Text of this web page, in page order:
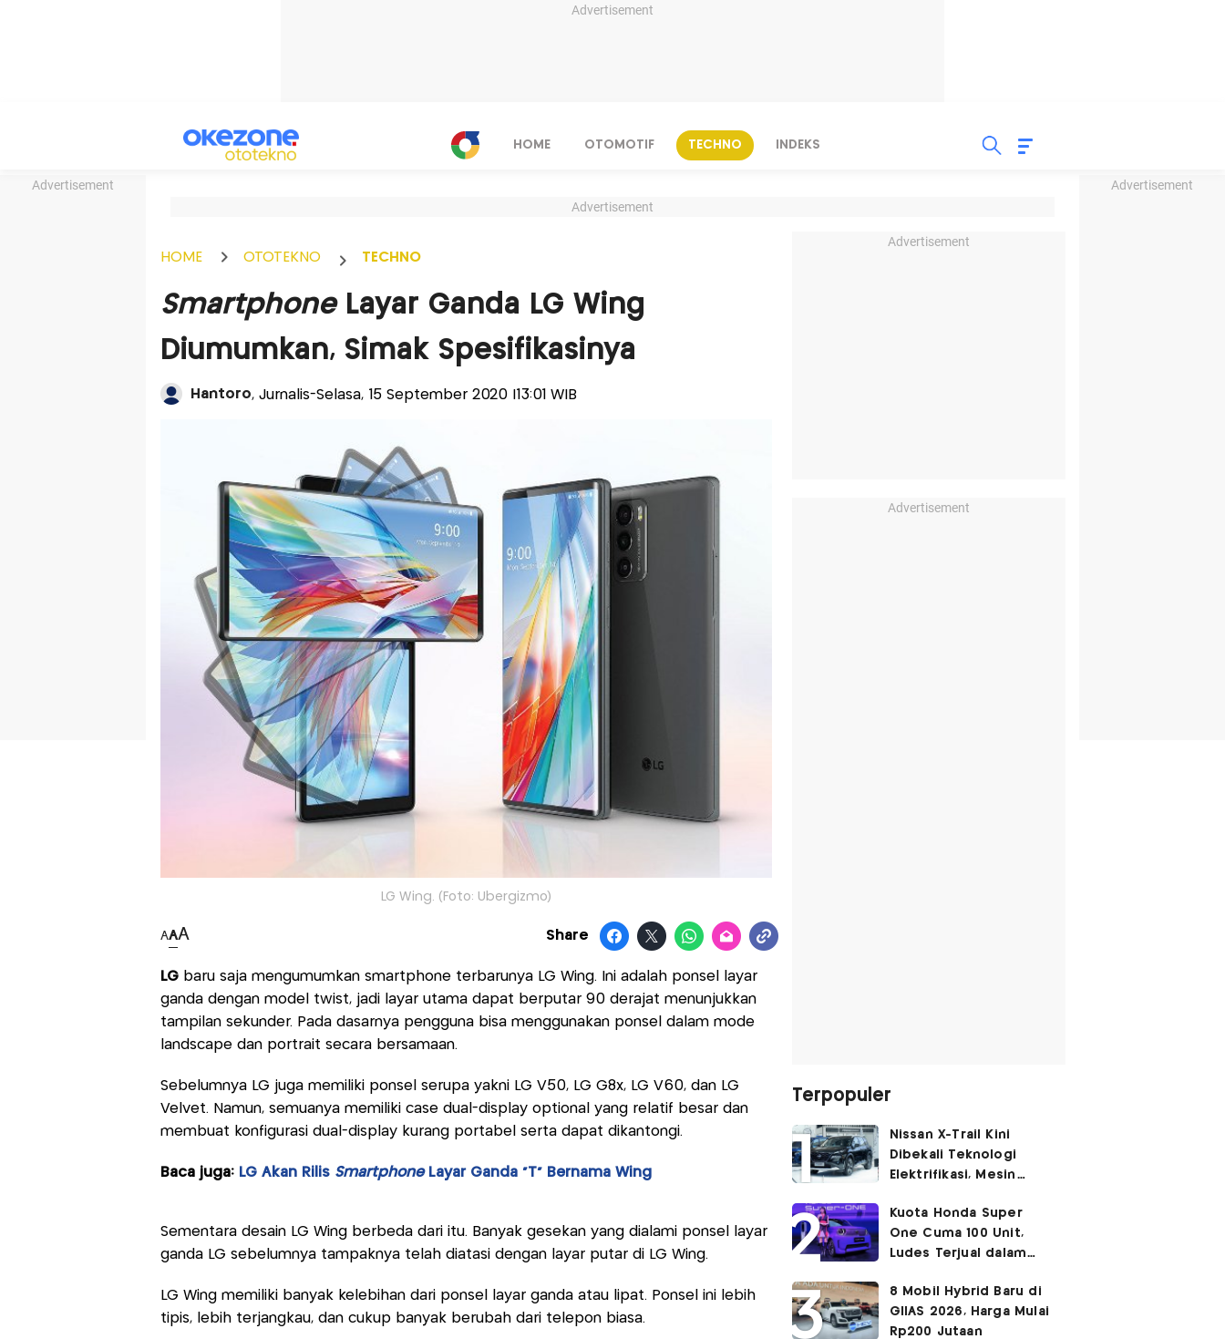
Advertisement
Advertisement Advertisement
HOME OTOMOTIF TECHNO INDEKS
Advertisement
HOME OTOTEKNO TECHNO
SmartphoneLayar Ganda LG Wing
Diumumkan, Simak Spesifikasinya
Hantoro, Jurnalis-Selasa, 15 September 2020 |13:01 WIB
LG Wing. (Foto: Ubergizmo)
AAA Share
LG baru saja mengumumkan smartphone terbarunya LG Wing. Ini adalah ponsel layar
ganda dengan model twist, jadi layar utama dapat berputar 90 derajat menunjukkan
tampilan sekunder. Pada dasarnya pengguna bisa menggunakan ponsel dalam mode
landscape dan portrait secara bersamaan.
Sebelumnya LG juga memiliki ponsel serupa yakni LG V50, LG G8x, LG V60, dan LG
Velvet. Namun, semuanya memiliki case dual-display optional yang relatif besar dan
membuat konfigurasi dual-display kurang portabel serta dapat dikantongi.
Baca juga: LG Akan Rilis SmartphoneLayar Ganda "T" Bernama Wing
Sementara desain LG Wing berbeda dari itu. Banyak gesekan yang dialami ponsel layar
ganda LG sebelumnya tampaknya telah diatasi dengan layar putar di LG Wing.
LG Wing memiliki banyak kelebihan dari ponsel layar ganda atau lipat. Ponsel ini lebih
tipis, lebih terjangkau, dan cukup banyak berubah dari telepon biasa.
Advertisement
Advertisement
Terpopuler
Nissan X-Trail Kini
Dibekali Teknologi
Elektrifikasi, Mesin
Kuota Honda Super
One Cuma 100 Unit,
Ludes Terjual dalam
8 Mobil Hybrid Baru di
GIIAS 2026, Harga Mulai
Rp200 Jutaan